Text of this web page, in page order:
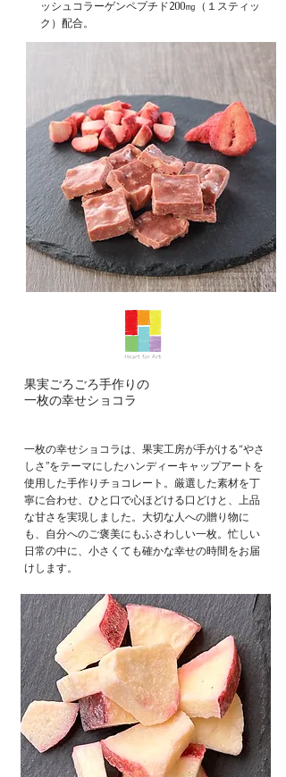
ッシュコラーゲンペプチド200㎎（１スティッ
ク）配合。
果実ごろごろ手作りの
一枚の幸せショコラ
一枚の幸せショコラは、果実工房が手がける“やさ
しさ”をテーマにしたハンディーキャップアートを
使用した手作りチョコレート。厳選した素材を丁
寧に合わせ、ひと口で心ほどける口どけと、上品
な甘さを実現しました。大切な人への贈り物に
も、自分へのご褒美にもふさわしい一枚。忙しい
日常の中に、小さくても確かな幸せの時間をお届
けします。